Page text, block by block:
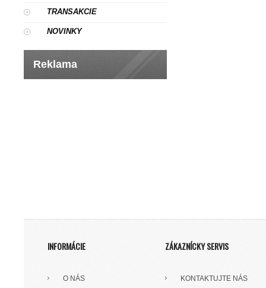
TRANSAKCIE
NOVINKY
Reklama
INFORMÁCIE
O NÁS
ZÁKAZNÍCKY SERVIS
KONTAKTUJTE NÁS